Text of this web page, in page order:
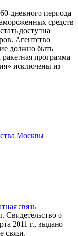
дневного периода
средств
доступна
Агентство
должно быть
программа
исключены из
Москвы
связь
Свидетельство о
2011 г., выдано
связи,